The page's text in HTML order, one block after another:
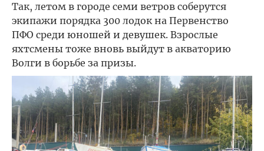
Так, летом в городе семи ветров соберутся
экипажи порядка 300 лодок на Первенство
ПФО среди юношей и девушек. Взрослые
яхтсмены тоже вновь выйдут в акваторию
Волги в борьбе за призы.